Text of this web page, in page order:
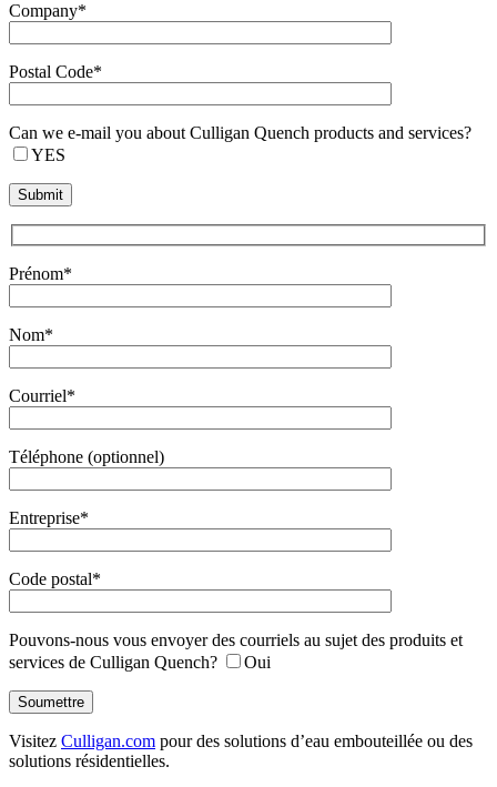
Company*
Postal Code*
Can we e-mail you about Culligan Quench products and services?
YES
Prénom*
Nom*
Courriel*
Téléphone (optionnel)
Entreprise*
Code postal*
Pouvons-nous vous envoyer des courriels au sujet des produits et
services de Culligan Quench?
Oui
Visitez Culligan.com pour des solutions d’eau embouteillée ou des
solutions résidentielles.